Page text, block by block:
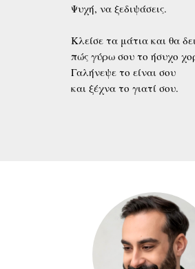
Ψυχή, να ξεδιψάσεις.
Κλείσε τα μάτια και θα
πώς γύρω σου το ήσυχο
Γαλήνεψε το είναι σου
και ξέχνα το γιατί σου.